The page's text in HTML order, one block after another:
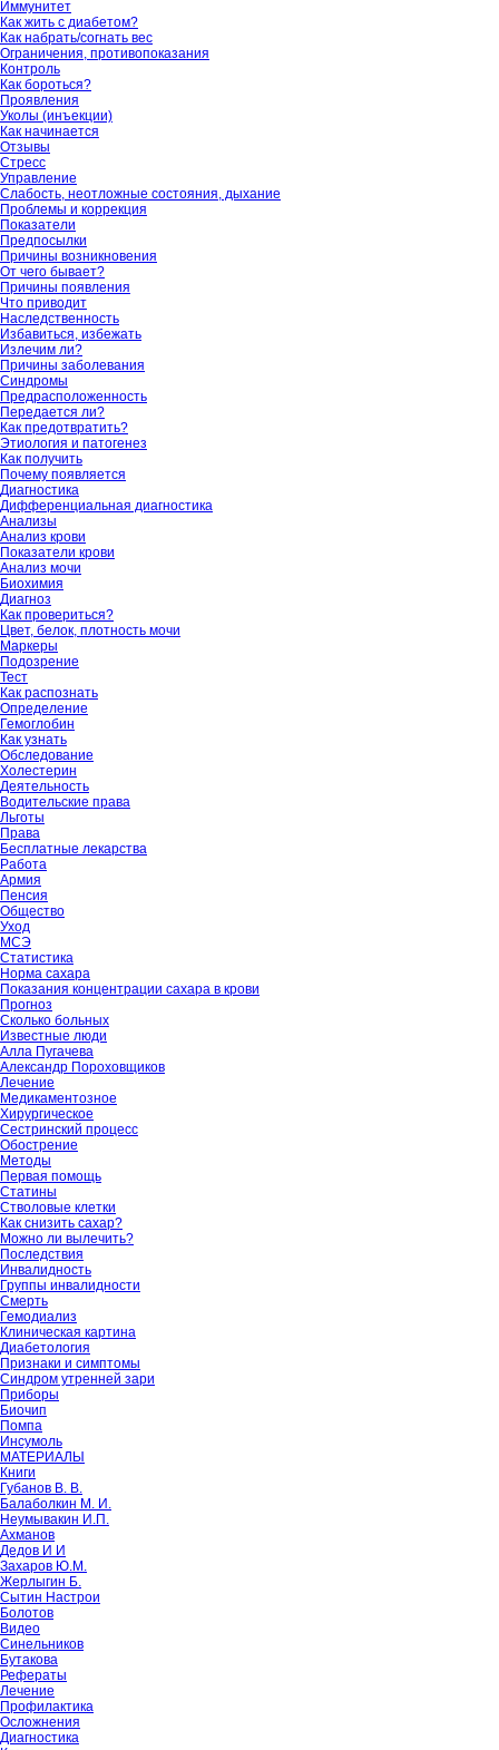
Иммунитет
Как жить с диабетом?
Как набрать/согнать вес
Ограничения, противопоказания
Контроль
Как бороться?
Проявления
Уколы (инъекции)
Как начинается
Отзывы
Стресс
Управление
Слабость, неотложные состояния, дыхание
Проблемы и коррекция
Показатели
Предпосылки
Причины возникновения
От чего бывает?
Причины появления
Что приводит
Наследственность
Избавиться, избежать
Излечим ли?
Причины заболевания
Синдромы
Предрасположенность
Передается ли?
Как предотвратить?
Этиология и патогенез
Как получить
Почему появляется
Диагностика
Дифференциальная диагностика
Анализы
Анализ крови
Показатели крови
Анализ мочи
Биохимия
Диагноз
Как провериться?
Цвет, белок, плотность мочи
Маркеры
Подозрение
Тест
Как распознать
Определение
Гемоглобин
Как узнать
Обследование
Холестерин
Деятельность
Водительские права
Льготы
Права
Бесплатные лекарства
Работа
Армия
Пенсия
Общество
Уход
МСЭ
Статистика
Норма сахара
Показания концентрации сахара в крови
Прогноз
Сколько больных
Известные люди
Алла Пугачева
Александр Пороховщиков
Лечение
Медикаментозное
Хирургическое
Сестринский процесс
Обострение
Методы
Первая помощь
Статины
Стволовые клетки
Как снизить сахар?
Можно ли вылечить?
Последствия
Инвалидность
Группы инвалидности
Смерть
Гемодиализ
Клиническая картина
Диабетология
Признаки и симптомы
Синдром утренней зари
Приборы
Биочип
Помпа
Инсумоль
МАТЕРИАЛЫ
Книги
Губанов В. В.
Балаболкин М. И.
Неумывакин И.П.
Ахманов
Дедов И И
Захаров Ю.М.
Жерлыгин Б.
Сытин Настрои
Болотов
Видео
Синельников
Бутакова
Рефераты
Лечение
Профилактика
Осложнения
Диагностика